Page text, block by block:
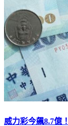
威力彩今飆8.7億